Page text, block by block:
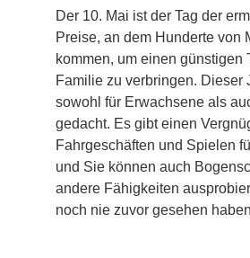
Der 10. Mai ist der Tag der
Preise, an dem Hunderte von
kommen, um einen günstigen
Familie zu verbringen. Dieser
sowohl für Erwachsene als
gedacht. Es gibt einen
Fahrgeschäften und Spielen
und Sie können auch
andere Fähigkeiten
noch nie zuvor gesehen